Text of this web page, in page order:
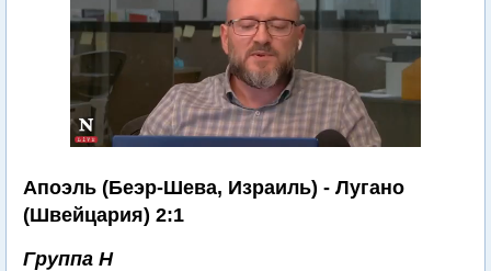
Апоэль (Беэр-Шева, Израиль) - Лугано
(Швейцария) 2:1
Группа Н